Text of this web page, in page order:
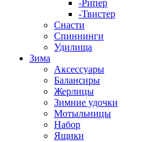
-Рипер
-Твистер
Снасти
Спиннинги
Удилища
Зима
Аксессуары
Балансиры
Жерлицы
Зимние удочки
Мотыльницы
Набор
Ящики